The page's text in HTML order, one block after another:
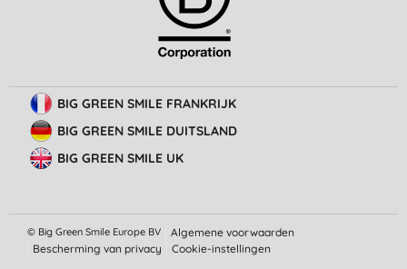
BIG GREEN SMILE FRANKRIJK
BIG GREEN SMILE DUITSLAND
BIG GREEN SMILE UK
© Big Green Smile Europe BV
Algemene voorwaarden
Bescherming van privacy
Cookie-instellingen